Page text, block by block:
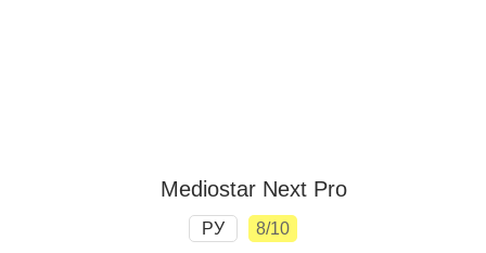
Mediostar Next Pro
РУ 8/10